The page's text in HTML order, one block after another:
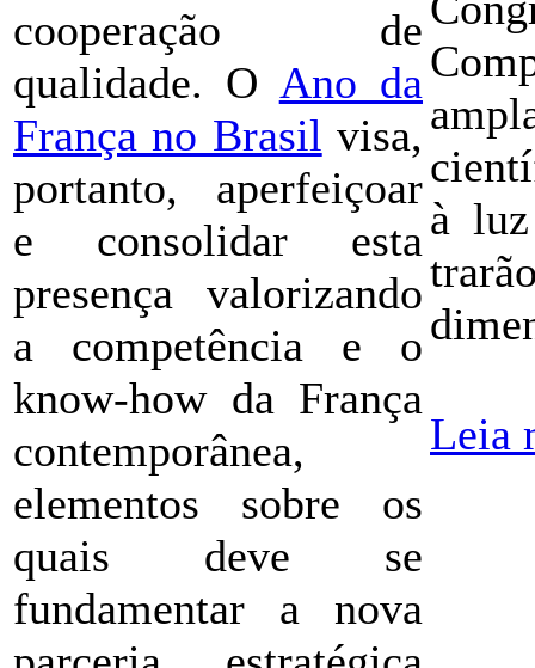
cooperação de
qualidade. O Ano da
França no Brasil visa,
portanto, aperfeiçoar
e consolidar esta
presença valorizando
a competência e o
know-how da França
contemporânea,
elementos sobre os
quais deve se
fundamentar a nova
à
Leia